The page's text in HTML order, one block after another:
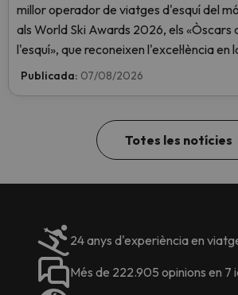
millor operador de viatges d'esquí del
als World Ski Awards 2026, els «Òscars
l'esquí», que reconeixen l'excel·lència en
indústria de l'esquí. Vota ara i ajuda'ns a
Publicada: 07/08/2026
Totes les notícies
24 anys d'experiència en
Més de 222.905 opinions en 7